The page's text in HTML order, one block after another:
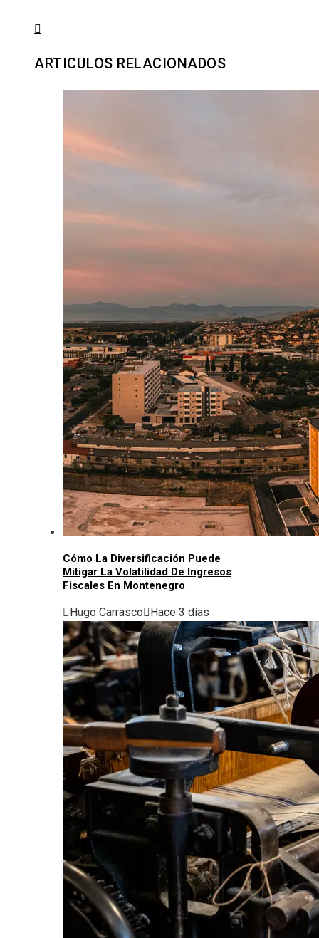
ARTICULOS RELACIONADOS
Cómo La Diversificación Puede
Mitigar La Volatilidad De Ingresos
Fiscales En Montenegro
Hugo Carrasco Hace 3 días